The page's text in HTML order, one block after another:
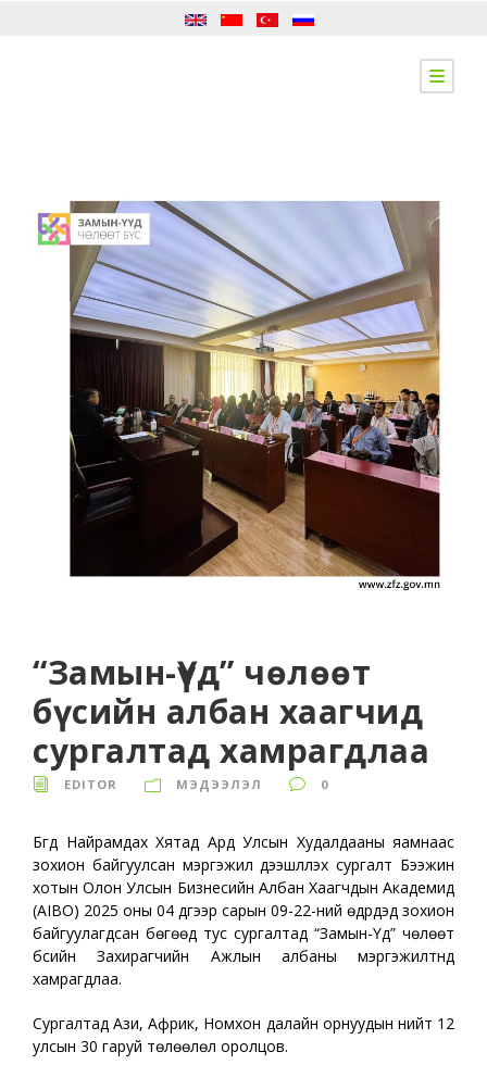
“Замын-Үүд” чөлөөт
бүсийн албан хаагчид
сургалтад хамрагдлаа
EDITOR МЭДЭЭЛЭЛ 0
Бүгд Найрамдах Хятад Ард Улсын Худалдааны яамнаас
зохион байгуулсан мэргэжил дээшлүүлэх сургалт Бээжин
хотын Олон Улсын Бизнесийн Албан Хаагчдын Академид
(AIBO) 2025 оны 04 дүгээр сарын 09-22-ний өдрүүдэд зохион
байгуулагдсан бөгөөд тус сургалтад “Замын-Үүд” чөлөөт
бүсийн Захирагчийн Ажлын албаны мэргэжилтнүүд
хамрагдлаа.
Сургалтад Ази, Африк, Номхон далайн орнуудын нийт 12
улсын 30 гаруй төлөөлөл оролцов.